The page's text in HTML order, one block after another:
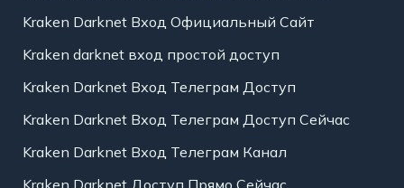
Kraken Darknet Вход Официальный Сайт
Kraken darknet вход простой доступ
Kraken Darknet Вход Телеграм Доступ
Kraken Darknet Вход Телеграм Доступ Сейчас
Kraken Darknet Вход Телеграм Канал